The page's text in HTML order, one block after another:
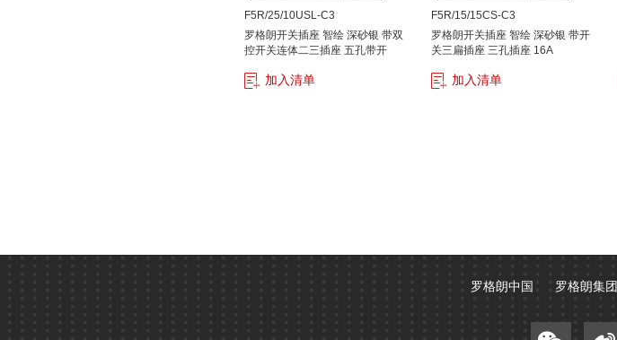
F5R/25/10USL-C3
罗格朗开关插座 智绘 深砂银 带双
控开关连体二三插座 五孔带开
加入清单
F5R/15/15CS-C3
罗格朗开关插座 智绘 深砂银 带开
关三扁插座 三孔插座 16A
加入清单
罗格朗中国 罗格朗集团